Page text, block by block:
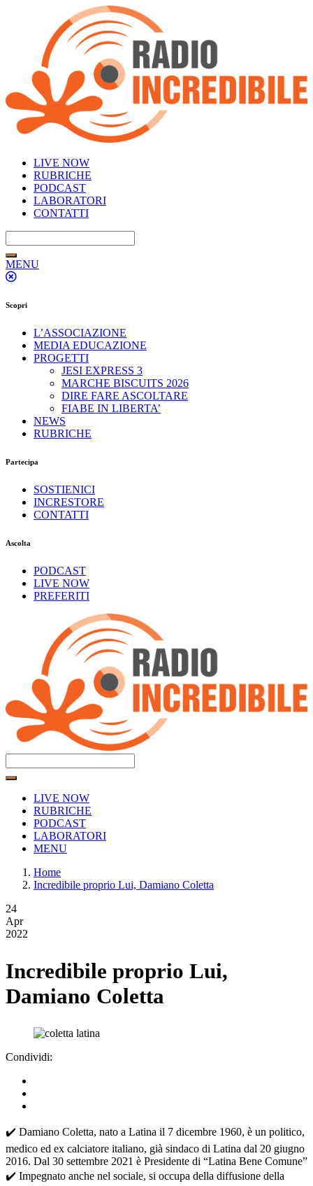
LIVE NOW
RUBRICHE
PODCAST
LABORATORI
CONTATTI
MENU
Scopri
L’ASSOCIAZIONE
MEDIA EDUCAZIONE
PROGETTI
JESI EXPRESS 3
MARCHE BISCUITS 2026
DIRE FARE ASCOLTARE
FIABE IN LIBERTA’
NEWS
RUBRICHE
Partecipa
SOSTIENICI
INCRESTORE
CONTATTI
Ascolta
PODCAST
LIVE NOW
PREFERITI
LIVE NOW
RUBRICHE
PODCAST
LABORATORI
MENU
Home
Incredibile proprio Lui, Damiano Coletta
24
Apr
2022
Incredibile proprio Lui,
Damiano Coletta
Condividi:
✔️ Damiano Coletta, nato a Latina il 7 dicembre 1960, è un politico,
medico ed ex calciatore italiano, già sindaco di Latina dal 20 giugno
2016. Dal 30 settembre 2021 è Presidente di “Latina Bene Comune”
✔️ Impegnato anche nel sociale, si occupa della diffusione della